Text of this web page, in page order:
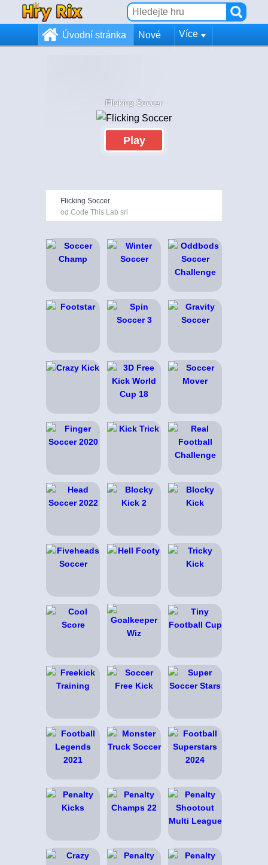
Úvodní stránka Nové Více
Flicking Soccer
Play
Flicking Soccer
od Code This Lab srl